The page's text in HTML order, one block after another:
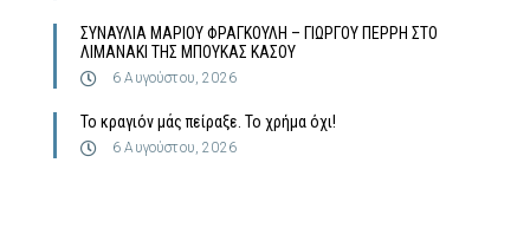
ΣΥΝΑΥΛΙΑ ΜΑΡΙΟΥ ΦΡΑΓΚΟΥΛΗ – ΓΙΩΡΓΟΥ ΠΕΡΡΗ ΣΤΟ
ΛΙΜΑΝΑΚΙ ΤΗΣ ΜΠΟΥΚΑΣ ΚΑΣΟΥ
6 Αυγούστου, 2026
Το κραγιόν μάς πείραξε. Το χρήμα όχι!
6 Αυγούστου, 2026